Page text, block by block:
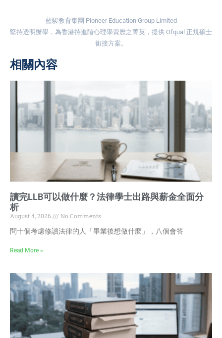
藍駿教育集團 Pioneer Education Group Limited
堅持透明辦學，為香港持進階心理學資歷之菁英，提供 Ofqual 正規碩士
銜接方案。
相關內容
讀完LLB可以做什麼？法律學士出路與薪金全面分
析
August 4, 2026
No Comments
問十個考慮修讀法律的人「畢業後想做什麼」，八個會答
Read More »